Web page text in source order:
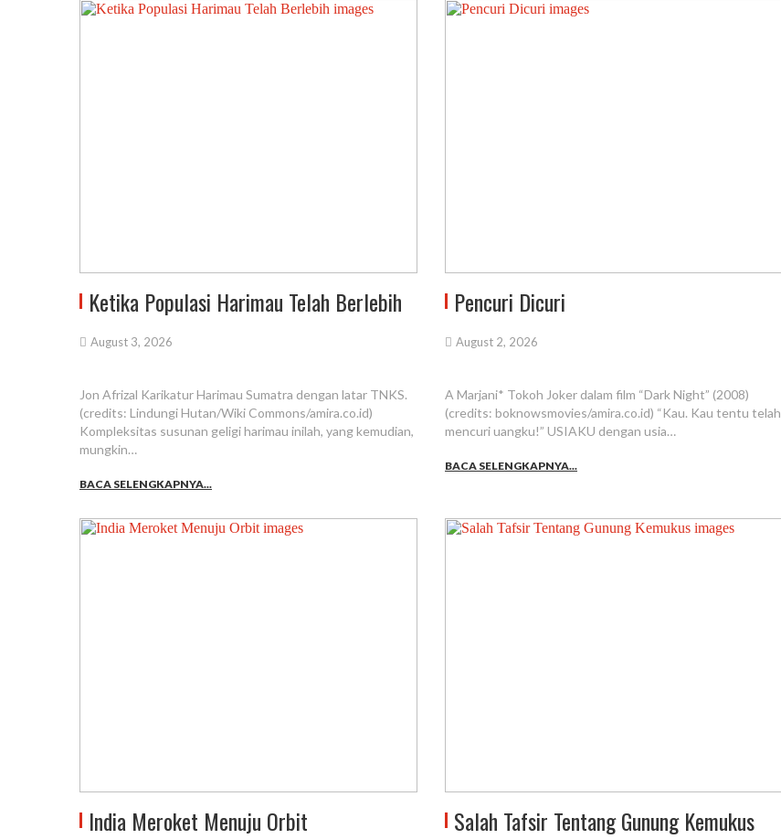
Ketika Populasi Harimau Telah Berlebih
August 3, 2026
Jon Afrizal Karikatur Harimau Sumatra dengan latar TNKS.
(credits: Lindungi Hutan/Wiki Commons/amira.co.id)
Kompleksitas susunan geligi harimau inilah, yang kemudian,
mungkin…
BACA SELENGKAPNYA...
Pencuri Dicuri
August 2, 2026
A Marjani* Tokoh Joker dalam film “Dark Night” (2008)
(credits: boknowsmovies/amira.co.id) “Kau. Kau tentu telah
mencuri uangku!” USIAKU dengan usia…
BACA SELENGKAPNYA...
India Meroket Menuju Orbit Salah Tafsir Tentang Gunung Kemukus